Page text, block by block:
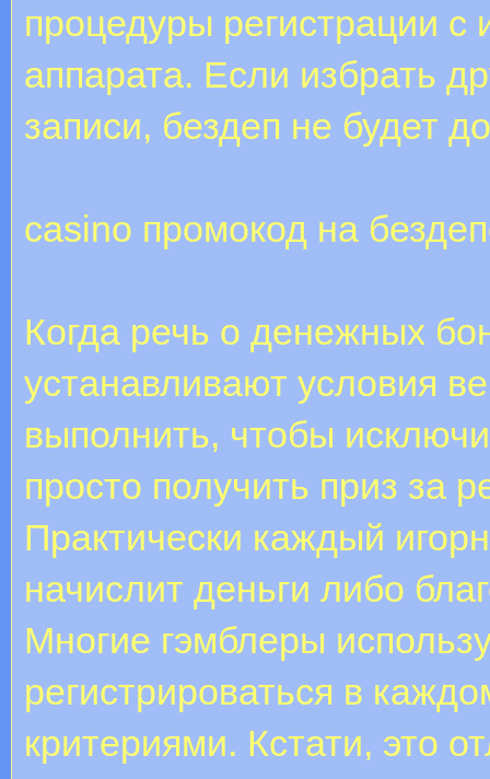
процедуры регистрации
аппарата. Если избрать
записи, бездеп не будет
casino промокод на
Когда речь о денежных
устанавливают условия
выполнить, чтобы
просто получить приз за
Практически каждый
начислит деньги либо
Многие гэмблеры
регистрироваться в
критериями. Кстати, это